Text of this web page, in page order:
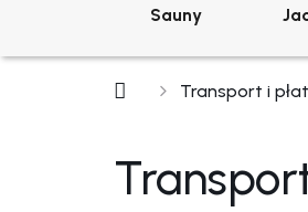
Sauny
HomeTransport i